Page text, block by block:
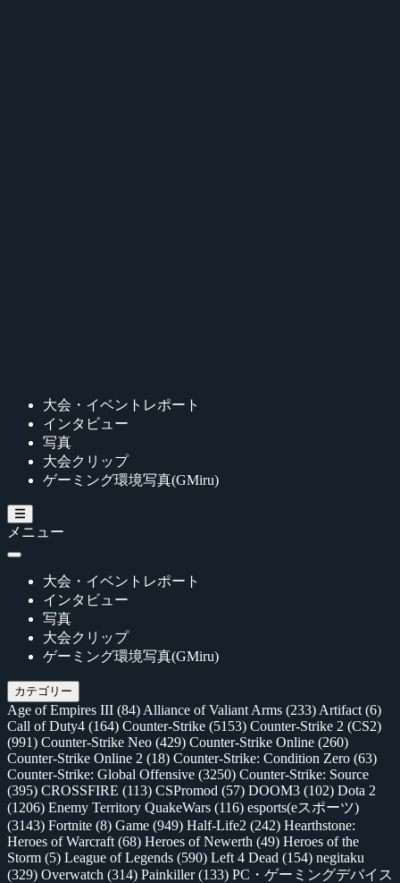
大会・イベントレポート
インタビュー
写真
大会クリップ
ゲーミング環境写真(GMiru)
メニュー
大会・イベントレポート
インタビュー
写真
大会クリップ
ゲーミング環境写真(GMiru)
カテゴリー
Age of Empires III (84) Alliance of Valiant Arms (233) Artifact (6)
Call of Duty4 (164) Counter-Strike (5153) Counter-Strike 2 (CS2)
(991) Counter-Strike Neo (429) Counter-Strike Online (260)
Counter-Strike Online 2 (18) Counter-Strike: Condition Zero (63)
Counter-Strike: Global Offensive (3250) Counter-Strike: Source
(395) CROSSFIRE (113) CSPromod (57) DOOM3 (102) Dota 2
(1206) Enemy Territory QuakeWars (116) esports(eスポーツ)
(3143) Fortnite (8) Game (949) Half-Life2 (242) Hearthstone:
Heroes of Warcraft (68) Heroes of Newerth (49) Heroes of the
Storm (5) League of Legends (590) Left 4 Dead (154) negitaku
(329) Overwatch (314) Painkiller(133) PC・ゲーミングデバイス